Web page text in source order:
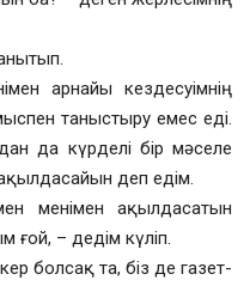
арнайы кездесуімнің
таныстыру емес еді.
да күрделі бір мәселе
деп едім.
менімен ақылдасатын
ғой, – дедім күліп.
болсақ та, біз де газет-